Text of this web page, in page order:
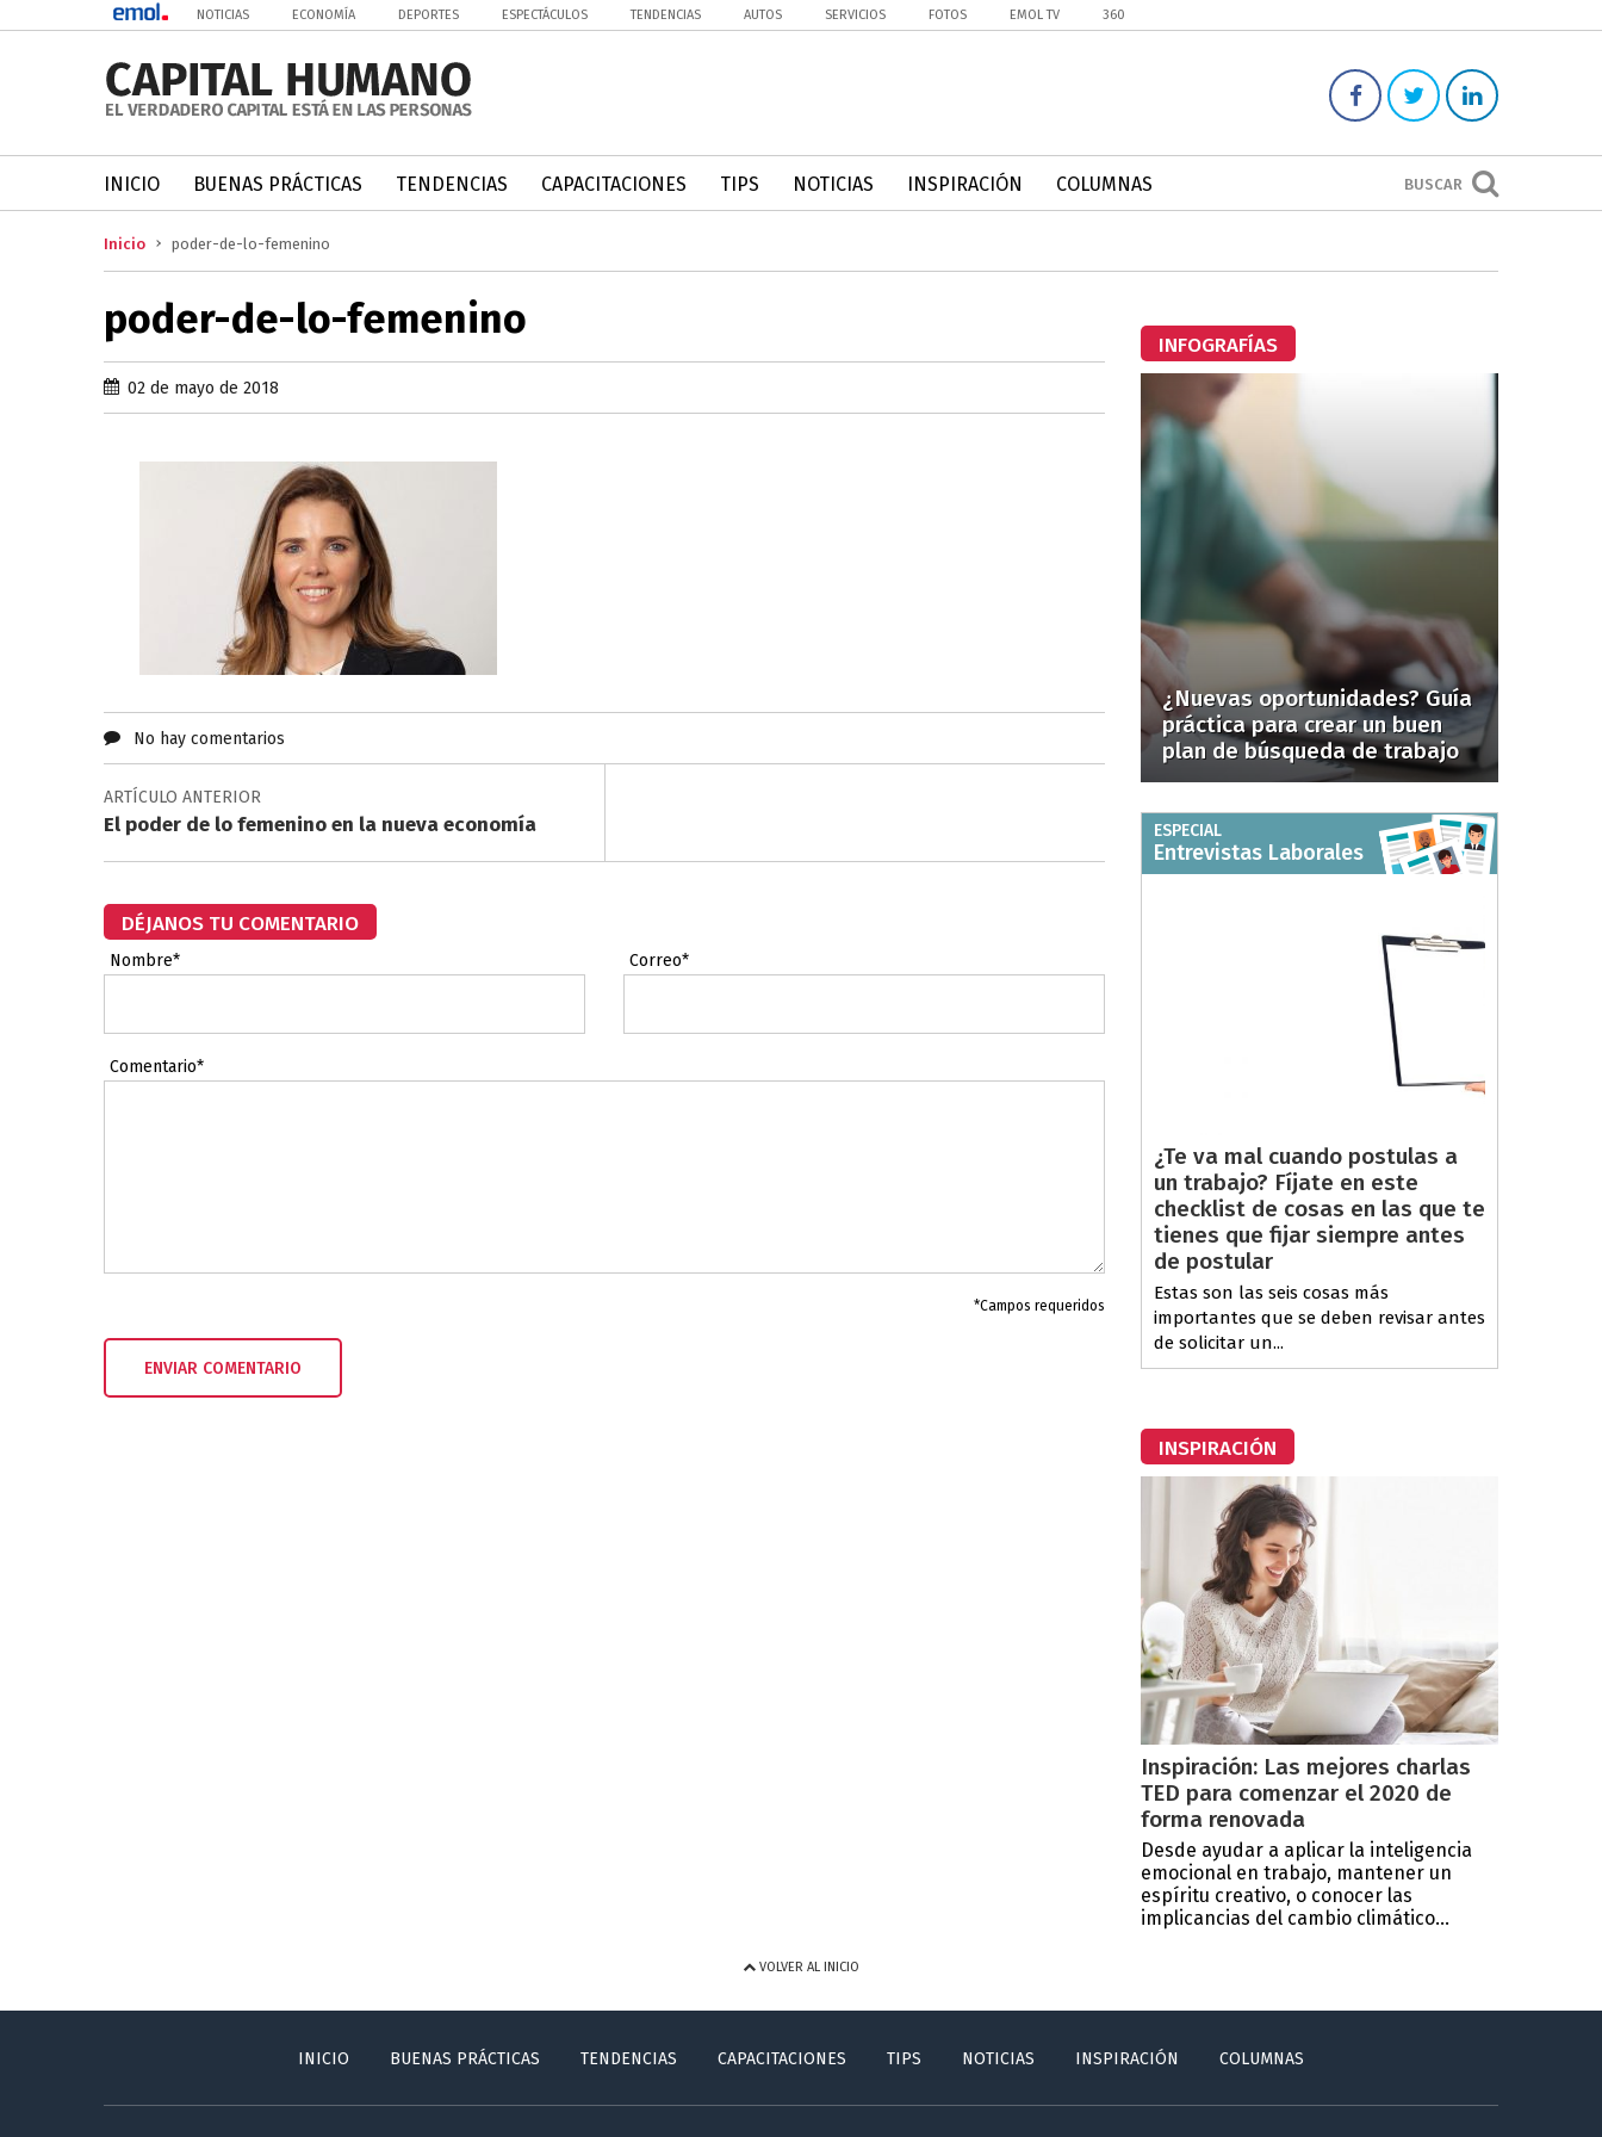
NOTICIAS ECONOMÍA DEPORTES ESPECTÁCULOS TENDENCIAS AUTOS SERVICIOS FOTOS EMOL TV 360
BUSCAR
INICIO BUENAS PRÁCTICAS TENDENCIAS CAPACITACIONES TIPS NOTICIAS INSPIRACIÓN COLUMNAS
Inicio poder-de-lo-femenino
poder-de-lo-femenino
02 de mayo de 2018
No hay comentarios
ARTÍCULO ANTERIOR
El poder de lo femenino en la nueva economía
DÉJANOS TU COMENTARIO
Nombre* Correo*
Comentario*
*Campos requeridos
INFOGRAFÍAS
¿Nuevas oportunidades? Guía
práctica para crear un buen
plan de búsqueda de trabajo
ESPECIAL
Entrevistas Laborales
¿Te va mal cuando postulas a
un trabajo? Fíjate en este
checklist de cosas en las que te
tienes que fijar siempre antes
de postular
Estas son las seis cosas más
importantes que se deben revisar antes
de solicitar un...
INSPIRACIÓN
Inspiración: Las mejores charlas
TED para comenzar el 2020 de
forma renovada
Desde ayudar a aplicar la inteligencia
emocional en trabajo, mantener un
espíritu creativo, o conocer las
implicancias del cambio climático...
VOLVER AL INICIO
INICIO BUENAS PRÁCTICAS TENDENCIAS CAPACITACIONES TIPS NOTICIAS INSPIRACIÓN COLUMNAS